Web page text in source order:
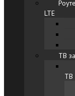
LTE
ТВ
ТВ